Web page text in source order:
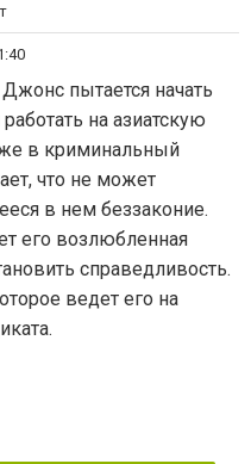
пытается начать
на азиатскую
в криминальный
что не может
в нем беззаконие.
его возлюбленная
справедливость.
ведет его на